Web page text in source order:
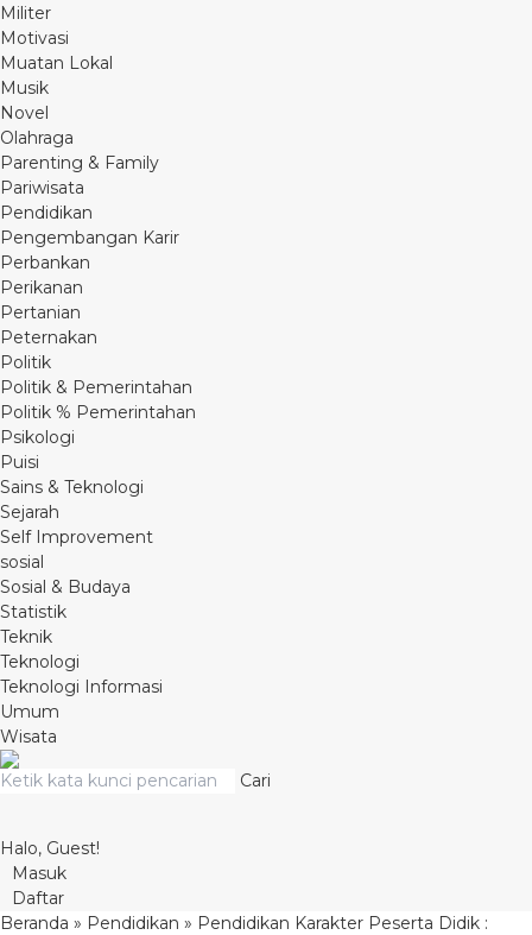
Militer
Motivasi
Muatan Lokal
Musik
Novel
Olahraga
Parenting & Family
Pariwisata
Pendidikan
Pengembangan Karir
Perbankan
Perikanan
Pertanian
Peternakan
Politik
Politik & Pemerintahan
Politik % Pemerintahan
Psikologi
Puisi
Sains & Teknologi
Sejarah
Self Improvement
sosial
Sosial & Budaya
Statistik
Teknik
Teknologi
Teknologi Informasi
Umum
Wisata
Cari
Halo, Guest!
Masuk
Daftar
Beranda » Pendidikan » Pendidikan Karakter Peserta Didik :